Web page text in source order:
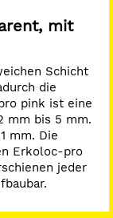
mit
Schicht
die
pink ist eine
mm bis 5 mm.
mm. Die
Erkoloc-pro
jeder